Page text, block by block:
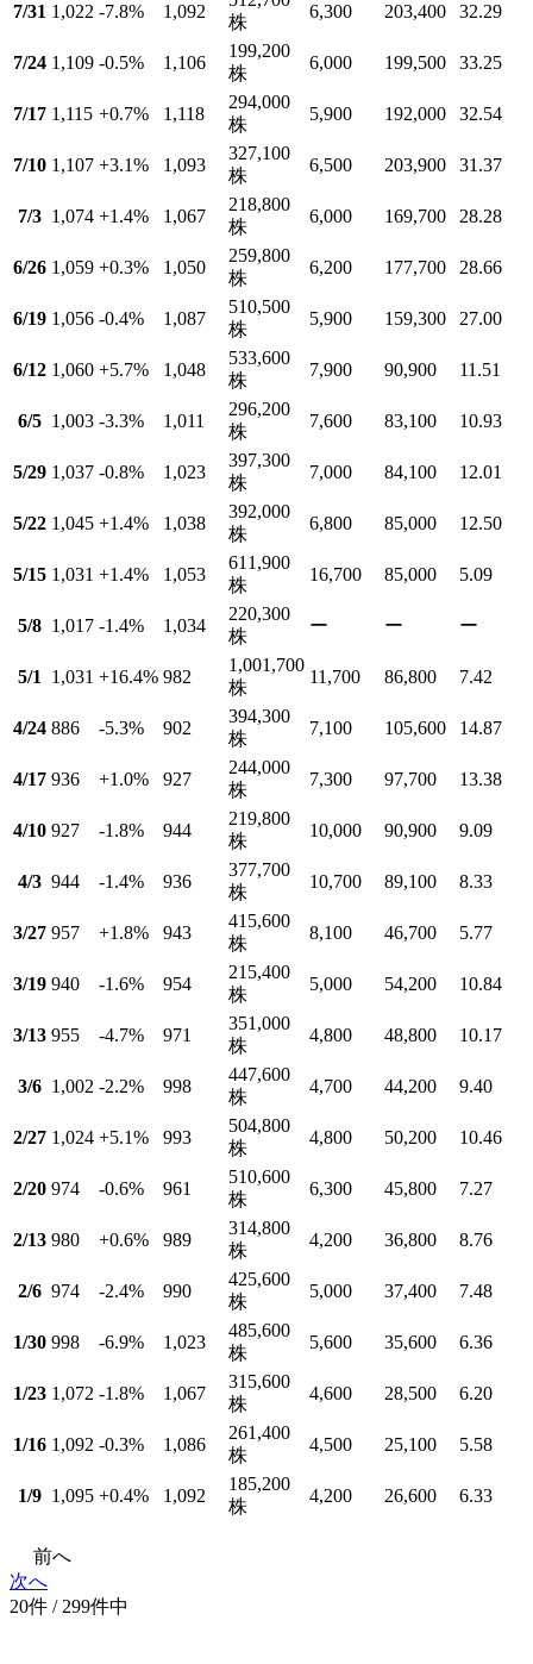
7/31 1,022 -7.8% 1,092
株
6,300 203,400 32.29
7/24 1,109 -0.5% 1,106
199,200
株
6,000 199,500 33.25
7/17 1,115 +0.7% 1,118
294,000
株
5,900 192,000 32.54
7/10 1,107 +3.1% 1,093
327,100
株
6,500 203,900 31.37
7/3 1,074 +1.4% 1,067
218,800
株
6,000 169,700 28.28
6/26 1,059 +0.3% 1,050
259,800
株
6,200 177,700 28.66
6/19 1,056 -0.4% 1,087
510,500
株
5,900 159,300 27.00
6/12 1,060 +5.7% 1,048
533,600
株
7,900 90,900 11.51
6/5 1,003 -3.3% 1,011
296,200
株
7,600 83,100 10.93
5/29 1,037 -0.8% 1,023
397,300
株
7,000 84,100 12.01
5/22 1,045 +1.4% 1,038
392,000
株
6,800 85,000 12.50
5/15 1,031 +1.4% 1,053
611,900
株
16,700 85,000 5.09
5/8 1,017 -1.4% 1,034
220,300
株
ー ー ー
5/1 1,031 +16.4% 982
1,001,700
株
11,700 86,800 7.42
4/24 886 -5.3% 902
394,300
株
7,100 105,600 14.87
4/17 936 +1.0% 927
244,000
株
7,300 97,700 13.38
4/10 927 -1.8% 944
219,800
株
10,000 90,900 9.09
4/3 944 -1.4% 936
377,700
株
10,700 89,100 8.33
3/27 957 +1.8% 943
415,600
株
8,100 46,700 5.77
3/19 940 -1.6% 954
215,400
株
5,000 54,200 10.84
3/13 955 -4.7% 971
351,000
株
4,800 48,800 10.17
3/6 1,002 -2.2% 998
447,600
株
4,700 44,200 9.40
2/27 1,024 +5.1% 993
504,800
株
4,800 50,200 10.46
2/20 974 -0.6% 961
510,600
株
6,300 45,800 7.27
2/13 980 +0.6% 989
314,800
株
4,200 36,800 8.76
2/6 974 -2.4% 990
425,600
株
5,000 37,400 7.48
1/30 998 -6.9% 1,023
485,600
株
5,600 35,600 6.36
1/23 1,072 -1.8% 1,067
315,600
株
4,600 28,500 6.20
1/16 1,092 -0.3% 1,086
261,400
株
4,500 25,100 5.58
1/9 1,095 +0.4% 1,092
185,200
株
4,200 26,600 6.33
前へ
次へ
20件 / 299件中